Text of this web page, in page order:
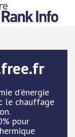
d'énergie
le chauffage
pour